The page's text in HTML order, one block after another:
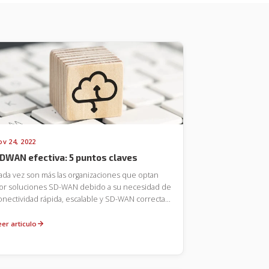
24, 2022
efectiva: 5 puntos claves
vez son más las organizaciones que optan
soluciones SD-WAN debido a su necesidad de
rápida, escalable y SD-WAN correcta
comerciales o fallas inesperadas de
articulo